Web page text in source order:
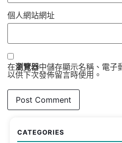
個人網站網址
在瀏覽器中儲存顯示名稱、電子
以供下次發佈留言時使用。
CATEGORIES